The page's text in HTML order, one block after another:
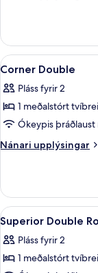
Triple
Suite
Skoða
allar
myndir
fyrir
Corner
Double
9
Corner Double
Pláss fyrir 2
1 meðalstórt
Ókeypis þráðlaust
Nánari upplýsingar
Nánari
Double
Skoða
allar
myndir
fyrir
8
Superior Double
Pláss fyrir 2
1 meðalstórt